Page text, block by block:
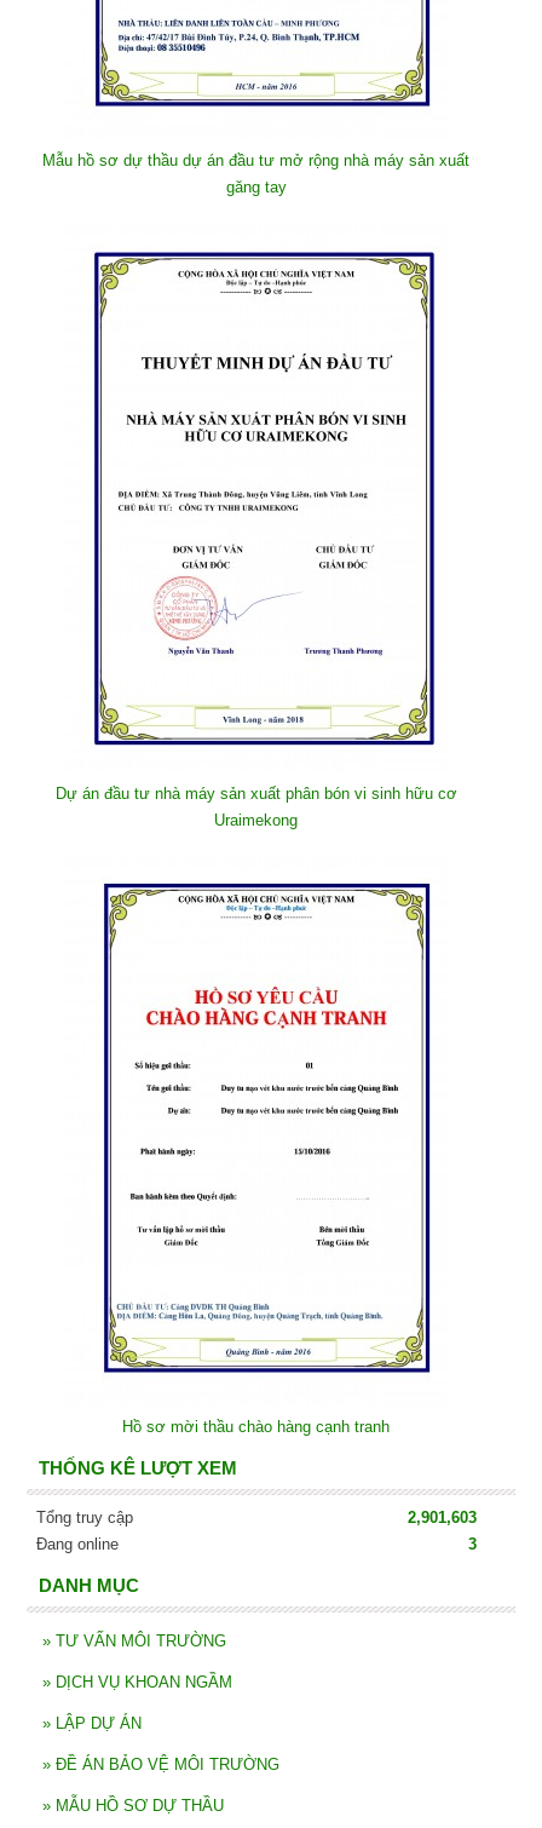
Mẫu hồ sơ dự thầu dự án đầu tư mở rộng nhà máy sản xuất
găng tay
Dự án đầu tư nhà máy sản xuất phân bón vi sinh hữu cơ
Uraimekong
Hồ sơ mời thầu chào hàng cạnh tranh
THỐNG KÊ LƯỢT XEM
Tổng truy cập
2,901,603
Đang online
3
DANH MỤC
» TƯ VẤN MÔI TRƯỜNG
» DỊCH VỤ KHOAN NGẦM
» LẬP DỰ ÁN
» ĐỀ ÁN BẢO VỆ MÔI TRƯỜNG
» MẪU HỒ SƠ DỰ THẦU